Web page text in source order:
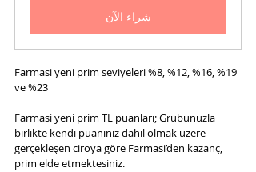
شراء الآن
Farmasi yeni prim seviyeleri %8, %12, %16, %19
ve %23
Farmasi yeni prim TL puanları; Grubunuzla
birlikte kendi puanınız dahil olmak üzere
gerçekleşen ciroya göre Farmasi’den kazanç,
prim elde etmektesiniz.